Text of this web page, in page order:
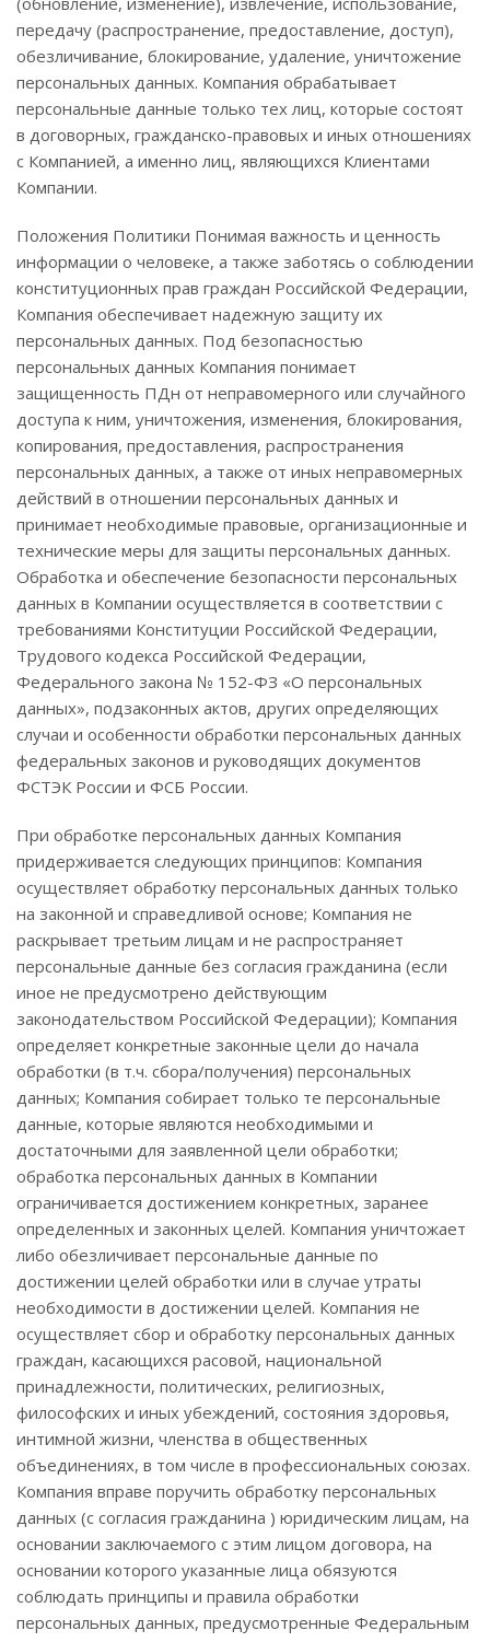
передачу (распространение, предоставление, доступ),
обезличивание, блокирование, удаление, уничтожение
персональных данных. Компания обрабатывает
персональные данные только тех лиц, которые состоят
в договорных, гражданско-правовых и иных отношениях
с Компанией, а именно лиц, являющихся Клиентами
Компании.
Положения Политики Понимая важность и ценность
информации о человеке, а также заботясь о соблюдении
конституционных прав граждан Российской Федерации,
Компания обеспечивает надежную защиту их
персональных данных. Под безопасностью
персональных данных Компания понимает
защищенность ПДн от неправомерного или случайного
доступа к ним, уничтожения, изменения, блокирования,
копирования, предоставления, распространения
персональных данных, а также от иных неправомерных
действий в отношении персональных данных и
принимает необходимые правовые, организационные и
технические меры для защиты персональных данных.
Обработка и обеспечение безопасности персональных
данных в Компании осуществляется в соответствии с
требованиями Конституции Российской Федерации,
Трудового кодекса Российской Федерации,
Федерального закона № 152-ФЗ «О персональных
данных», подзаконных актов, других определяющих
случаи и особенности обработки персональных данных
федеральных законов и руководящих документов
ФСТЭК России и ФСБ России.
При обработке персональных данных Компания
придерживается следующих принципов: Компания
осуществляет обработку персональных данных только
на законной и справедливой основе; Компания не
раскрывает третьим лицам и не распространяет
персональные данные без согласия гражданина (если
иное не предусмотрено действующим
законодательством Российской Федерации); Компания
определяет конкретные законные цели до начала
обработки (в т.ч. сбора/получения) персональных
данных; Компания собирает только те персональные
данные, которые являются необходимыми и
достаточными для заявленной цели обработки;
обработка персональных данных в Компании
ограничивается достижением конкретных, заранее
определенных и законных целей. Компания уничтожает
либо обезличивает персональные данные по
достижении целей обработки или в случае утраты
необходимости в достижении целей. Компания не
осуществляет сбор и обработку персональных данных
граждан, касающихся расовой, национальной
принадлежности, политических, религиозных,
философских и иных убеждений, состояния здоровья,
интимной жизни, членства в общественных
объединениях, в том числе в профессиональных союзах.
Компания вправе поручить обработку персональных
данных (с согласия гражданина ) юридическим лицам, на
основании заключаемого с этим лицом договора, на
основании которого указанные лица обязуются
соблюдать принципы и правила обработки
персональных данных, предусмотренные Федеральным